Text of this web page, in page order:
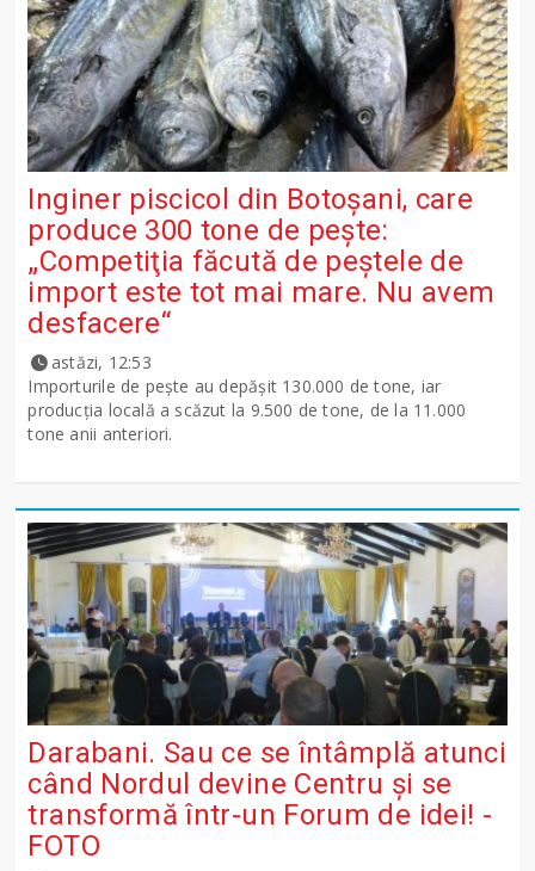
Inginer piscicol din Botoşani, care
produce 300 tone de peşte:
„Competiţia făcută de peştele de
import este tot mai mare. Nu avem
desfacere“
astăzi, 12:53
Importurile de peşte au depăşit 130.000 de tone, iar
producţia locală a scăzut la 9.500 de tone, de la 11.000
tone anii anteriori.
Darabani. Sau ce se întâmplă atunci
când Nordul devine Centru și se
transformă într-un Forum de idei! -
FOTO